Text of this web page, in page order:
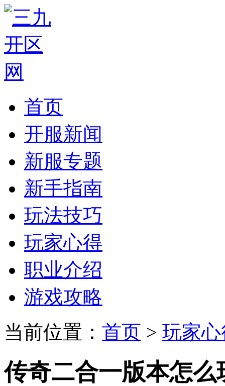
首页
开服新闻
新服专题
新手指南
玩法技巧
玩家心得
职业介绍
游戏攻略
当前位置： 首页 > 玩家
传奇二合一版本怎么